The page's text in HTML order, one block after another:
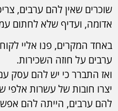
שוכרים שאין להם ערבים,
אדומה, ועדיף שלא לחתום
באחד המקרים, פנו אליי
ערבים על חוזה השכירות.
ואז התברר כי יש להם עסק
יצרו חובות של עשרות אלפי
להם ערבים, הייתה להם